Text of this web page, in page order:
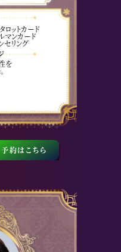
ロットカード
マンカード
セリング
を
予約はこちら